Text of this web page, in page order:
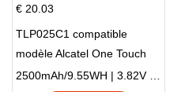
€ 20.03
TLP025C1 compatible
modèle Alcatel One Touch
Pop 4 Plus OT-5056D
2500mAh/9.55WH | 3.82V | Li-ion ...